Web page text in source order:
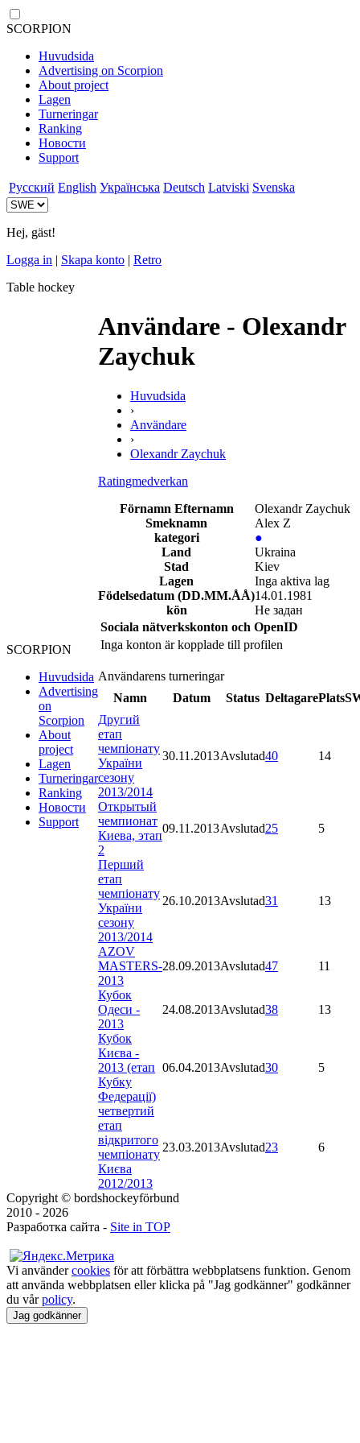
SCORPION
Huvudsida
Advertising on Scorpion
About project
Lagen
Turneringar
Ranking
Новости
Support
Русский English Українська Deutsch Latviski Svenska
Hej, gäst!
Logga in | Skapa konto | Retro
Table hockey
SCORPION
Huvudsida
Advertising
on
Scorpion
About
project
Lagen
Turneringar
Ranking
Новости
Support
Användare - Olexandr
Zaychuk
Huvudsida
›
Användare
›
Olexandr Zaychuk
Ratingmedverkan
Förnamn Efternamn
Olexandr Zaychuk
Smeknamn
Alex Z
kategori
●
Land
Ukraina
Stad
Kiev
Lagen
Inga aktiva lag
Födelsedatum (DD.MM.ÅÅ)14.01.1981
kön
Не задан
Sociala nätverkskonton och OpenID
Inga konton är kopplade till profilen
Användarens turneringar
Namn
Datum Status DeltagarePlats
Другий
етап
чемпіонату
України
сезону
2013/2014
30.11.2013Avslutad40 14
Открытый
чемпионат
Киева, этап
2
09.11.2013Avslutad25 5
Перший
етап
чемпіонату
України
сезону
2013/2014
26.10.2013Avslutad31 13
AZOV
MASTERS-
2013
28.09.2013Avslutad47 11
Кубок
Одеси -
2013
24.08.2013Avslutad38 13
Кубок
Києва -
2013 (етап
Кубку
Федерації)
06.04.2013Avslutad30 5
четвертий
етап
відкритого
чемпіонату
Києва
2012/2013
23.03.2013Avslutad23 6
Copyright © bordshockeyförbund
2010 - 2026
Разработка сайта - Site in TOP
Vi användercookies för att förbättra webbplatsens funktion. Genom
att använda webbplatsen eller klicka på "Jag godkänner" godkänner
du vårpolicy.
Jag godkänner